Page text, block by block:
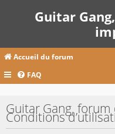
Guitar
Accueil du forum
FAQ
Guitar Gang,
Conditions